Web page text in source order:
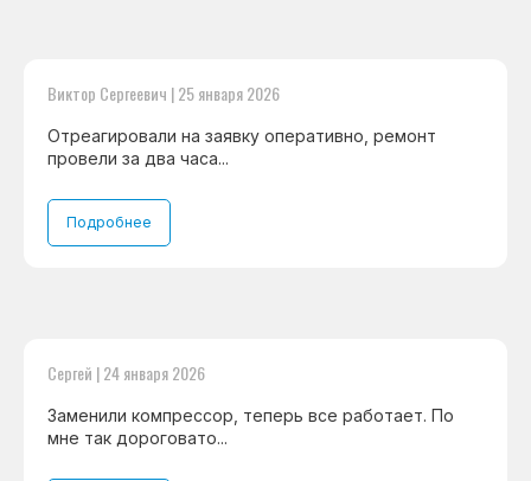
Виктор Сергеевич | 25 января 2026
Отреагировали на заявку оперативно, ремонт
провели за два часа...
Подробнее
Сергей | 24 января 2026
Заменили компрессор, теперь все работает. По
мне так дороговато...